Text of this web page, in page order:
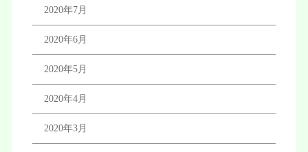
2020年7月
2020年6月
2020年5月
2020年4月
2020年3月